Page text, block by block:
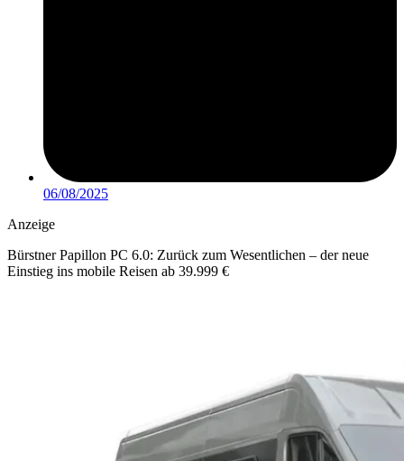
06/08/2025
Anzeige
Bürstner Papillon PC 6.0: Zurück zum Wesentlichen – der neue
Einstieg ins mobile Reisen ab 39.999 €